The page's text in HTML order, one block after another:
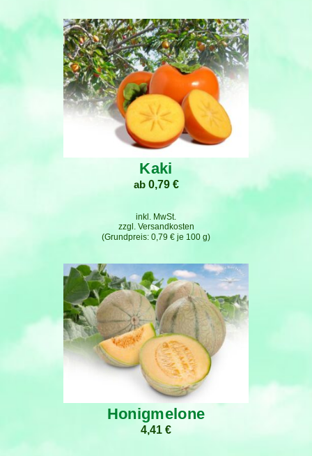
Kaki
ab 0,79 €
0,79 € je 100 g
inkl. MwSt.
zzgl. Versandkosten
Honigmelone
4,41 €